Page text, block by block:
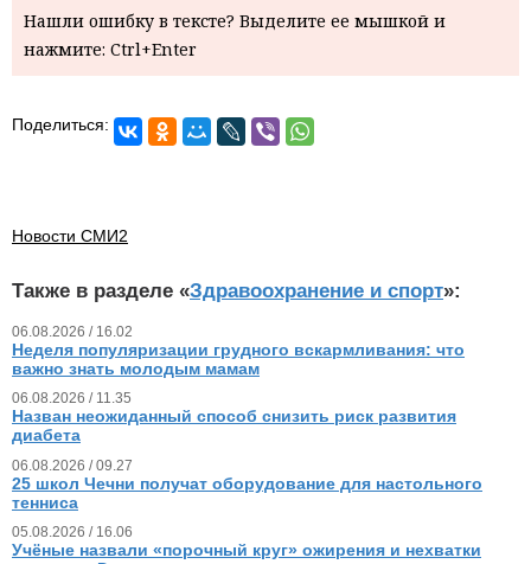
Нашли ошибку в тексте? Выделите ее мышкой и
нажмите: Ctrl+Enter
Поделиться:
Новости СМИ2
Также в разделе «Здравоохранение и спорт»:
06.08.2026 / 16.02
Неделя популяризации грудного вскармливания: что
важно знать молодым мамам
06.08.2026 / 11.35
Назван неожиданный способ снизить риск развития
диабета
06.08.2026 / 09.27
25 школ Чечни получат оборудование для настольного
тенниса
05.08.2026 / 16.06
Учёные назвали «порочный круг» ожирения и нехватки